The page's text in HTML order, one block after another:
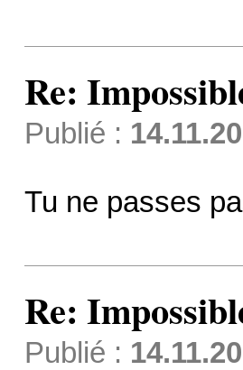
Re:
Publié :
Tu ne passes
Re:
Publié :